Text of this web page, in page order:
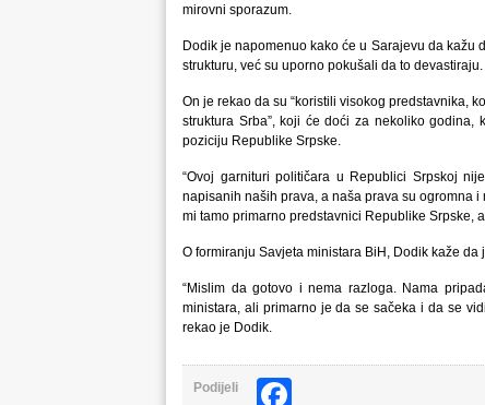
mirovni sporazum.
Dodik je napomenuo kako će u Sarajevu da kažu
strukturu, već su uporno pokušali da to devastiraju.
On je rekao da su “koristili visokog predstavnika,
struktura Srba”, koji će doći za nekoliko
poziciju Republike Srpske.
“Ovoj garnituri političara u Republici Srpskoj
napisanih naših prava, a naša prava su ogromna
mi tamo primarno predstavnici Republike Srpske,
O formiranju Savjeta ministara BiH, Dodik kaže
“Mislim da gotovo i nema razloga. Nama
ministara, ali primarno je da se sačeka i da se
rekao je Dodik.
Podijeli